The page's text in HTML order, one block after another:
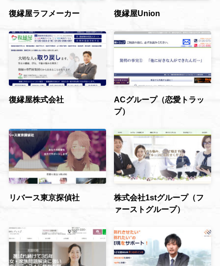
復縁屋ラフメーカー 復縁屋Union
復縁屋株式会社
ACグループ（恋愛トラッ
プ）
リバース東京探偵社
株式会社1stグループ（フ
ァーストグループ）